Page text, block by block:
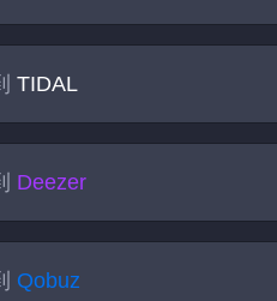
TIDAL
Deezer
Qobuz